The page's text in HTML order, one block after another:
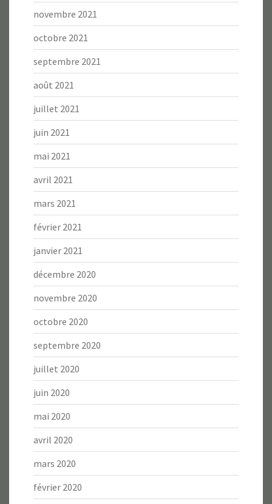
novembre 2021
octobre 2021
septembre 2021
août 2021
juillet 2021
juin 2021
mai 2021
avril 2021
mars 2021
février 2021
janvier 2021
décembre 2020
novembre 2020
octobre 2020
septembre 2020
juillet 2020
juin 2020
mai 2020
avril 2020
mars 2020
février 2020